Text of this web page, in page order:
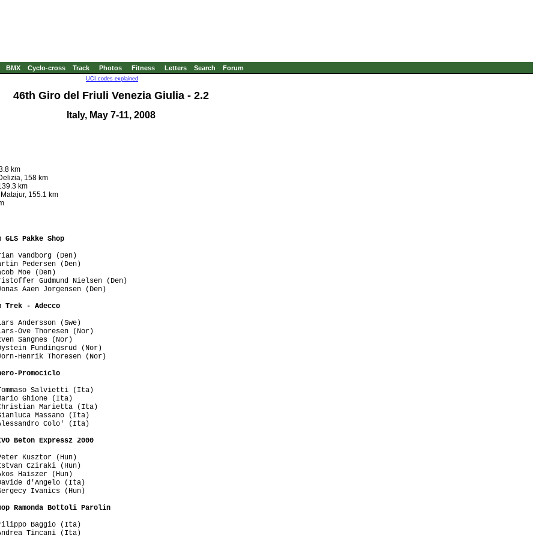
BMX Cyclo-cross Track Photos Fitness Letters Search Forum
UCI codes explained
46th Giro del Friuli Venezia Giulia - 2.2
Italy, May 7-11, 2008
km
158 km
km
155.1 km
Pakke Shop
Vandborg (Den)
Pedersen (Den)
Moe (Den)
Gudmund Nielsen (Den)
Aaen Jorgensen (Den)
- Adecco
Andersson (Swe)
Ove Thoresen (Nor)
Sangnes (Nor)
Fundingsrud (Nor)
Henrik Thoresen (Nor)
Promociclo
Salvietti (Ita)
Ghione (Ita)
Marietta (Ita)
Massano (Ita)
Colo' (Ita)
Beton Expressz 2000
Kusztor (Hun)
Cziraki (Hun)
Haiszer (Hun)
d'Angelo (Ita)
Ivanics (Hun)
Bottoli Parolin
Baggio (Ita)
Tincani (Ita)